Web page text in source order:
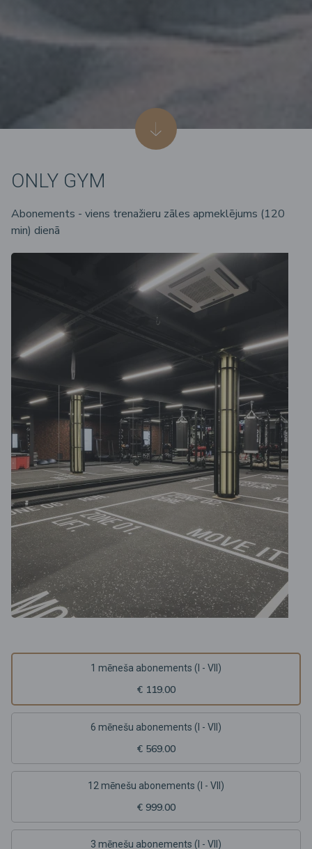
ONLY GYM
Abonements - viens trenažieru zāles apmeklējums (120
min) dienā
1 mēneša abonements (I - VII)
€ 119.00
6 mēnešu abonements (I - VII)
€ 569.00
12 mēnešu abonements (I - VII)
€ 999.00
3 mēnešu abonements (I - VII)